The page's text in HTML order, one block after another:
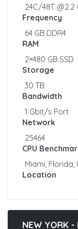
24C/48T @2.2
Frequency
64 GB DDR4
RAM
2×480 GB SSD
Storage
30 TB
Bandwidth
1 Gbit/s Port
Network
25464
CPU
Miami, Florida,
Location
NEW YORK -